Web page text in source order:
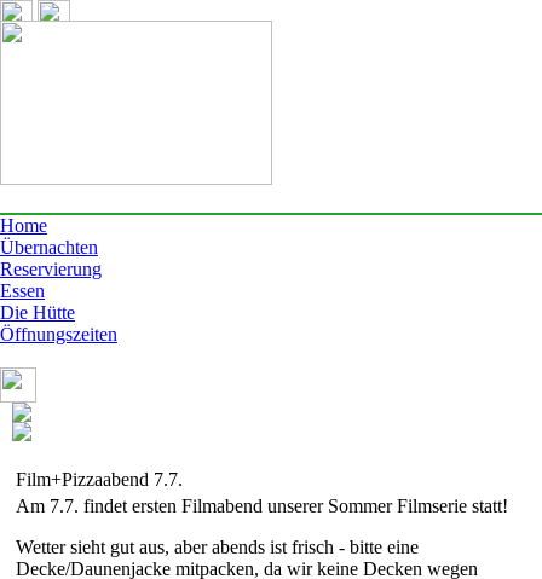
Home
Übernachten
Reservierung
Essen
Die Hütte
Öffnungszeiten
Film+Pizzaabend 7.7.
Am 7.7. findet ersten Filmabend unserer Sommer Filmserie statt!
Wetter sieht gut aus, aber abends ist frisch - bitte eine
Decke/Daunenjacke mitpacken, da wir keine Decken wegen